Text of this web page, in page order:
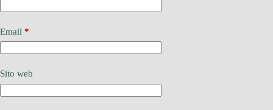
Email *
Sito web